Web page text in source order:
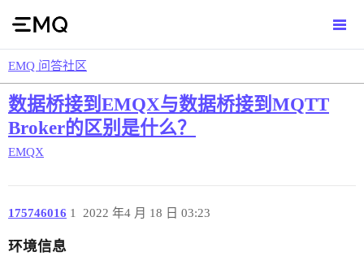
EMQ 问答社区
数据桥接到EMQX与数据桥接到MQTT
Broker的区别是什么？
EMQX
175746016 2022 年4 月 18 日 03:23
1
环境信息